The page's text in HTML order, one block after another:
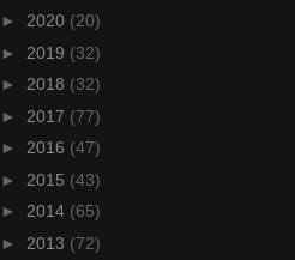
► 2020 (20)
► 2019 (32)
► 2018 (32)
► 2017 (77)
► 2016 (47)
► 2015 (43)
► 2014 (65)
► 2013 (72)